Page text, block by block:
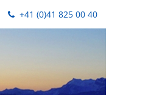
+41 (0)41 825 00 40